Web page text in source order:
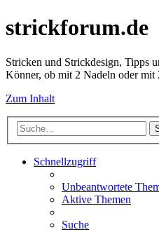
strickforum.de
Stricken und Strickdesign, Tipps
Könner, ob mit 2 Nadeln oder mit
Zum Inhalt
Schnellzugriff
Unbeantwortete
Aktive Themen
Suche